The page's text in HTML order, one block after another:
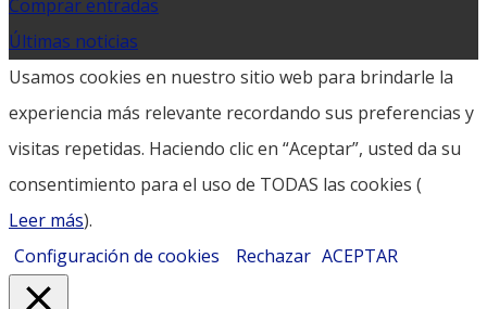
Comprar entradas
Últimas noticias
Usamos cookies en nuestro sitio web para brindarle la
experiencia más relevante recordando sus preferencias y
visitas repetidas. Haciendo clic en “Aceptar”, usted da su
consentimiento para el uso de TODAS las cookies (
Leer más).
Configuración de cookies
Rechazar ACEPTAR